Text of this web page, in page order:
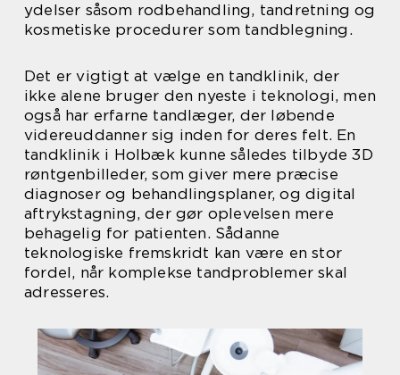
ydelser såsom rodbehandling, tandretning og
kosmetiske procedurer som tandblegning.
Det er vigtigt at vælge en tandklinik, der
ikke alene bruger den nyeste i teknologi, men
også har erfarne tandlæger, der løbende
videreuddanner sig inden for deres felt. En
tandklinik i Holbæk kunne således tilbyde 3D
røntgenbilleder, som giver mere præcise
diagnoser og behandlingsplaner, og digital
aftrykstagning, der gør oplevelsen mere
behagelig for patienten. Sådanne
teknologiske fremskridt kan være en stor
fordel, når komplekse tandproblemer skal
adresseres.